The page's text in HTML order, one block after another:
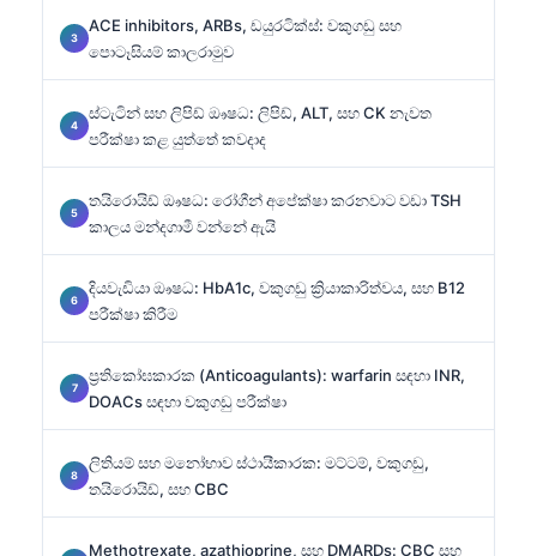
ACE inhibitors, ARBs, ඩයුරටික්ස්: වකුගඩු සහ
පොටෑසියම් කාලරාමුව
ස්ටැටින් සහ ලිපිඩ් ඖෂධ: ලිපිඩ්, ALT, සහ CK නැවත
පරීක්ෂා කළ යුත්තේ කවදාද
තයිරොයිඩ් ඖෂධ: රෝගීන් අපේක්ෂා කරනවාට වඩා TSH
කාලය මන්දගාමී වන්නේ ඇයි
දියවැඩියා ඖෂධ: HbA1c, වකුගඩු ක්‍රියාකාරිත්වය, සහ B12
පරීක්ෂා කිරීම
ප්‍රතිකෝඝකාරක (Anticoagulants): warfarin සඳහා INR,
DOACs සඳහා වකුගඩු පරීක්ෂා
ලිතියම් සහ මනෝභාව ස්ථායීකාරක: මට්ටම්, වකුගඩු,
තයිරොයිඩ්, සහ CBC
Methotrexate, azathioprine, සහ DMARDs: CBC සහ